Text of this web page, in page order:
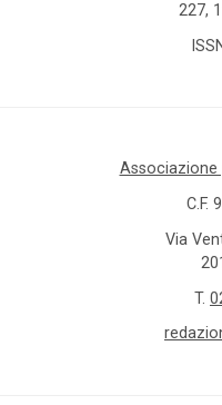
227,
Associazione
C.F.
Via
T.